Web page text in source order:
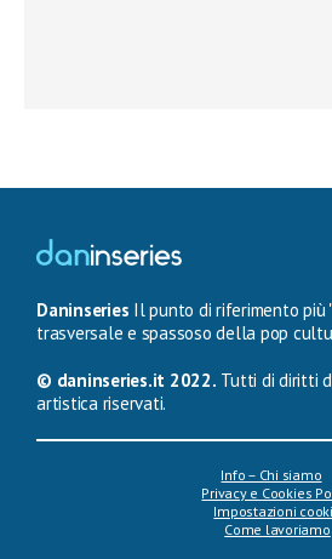
Daninseries Il punto di riferimento più
trasversale e spassoso della pop
© daninseries.it 2022. Tutti di diritti
artistica riservati.
Info – Chi siamo
Privacy e Cookies
Impostazioni
Come lavoriamo